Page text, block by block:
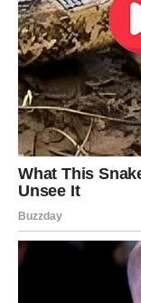
rizične poteze, ali
pametna odluka u
narednim
vere u
Najveća promena
U drugoj polovini
da nije pogrešio